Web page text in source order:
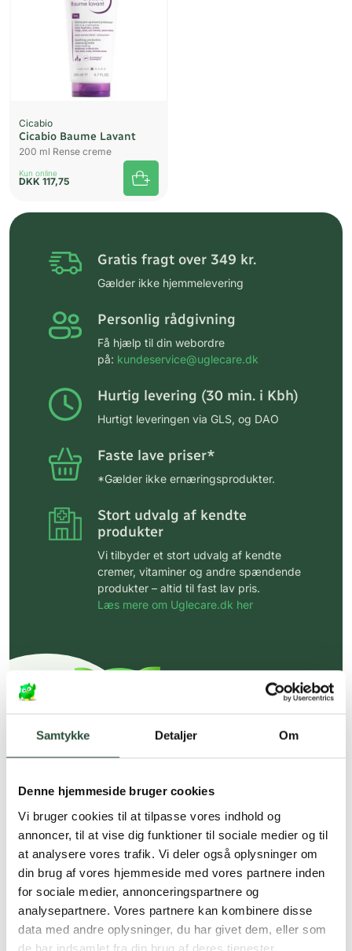
Samtykke Detaljer Om
Denne hjemmeside bruger cookies
Vi bruger cookies til at tilpasse vores indhold og
annoncer, til at vise dig funktioner til sociale medier og til
at analysere vores trafik. Vi deler også oplysninger om
din brug af vores hjemmeside med vores partnere inden
for sociale medier, annonceringspartnere og
analysepartnere. Vores partnere kan kombinere disse
data med andre oplysninger, du har givet dem, eller som
de har indsamlet fra din brug af deres tjenester.
Cicabio
Cicabio Baume Lavant
200 ml Rense creme
Kun online
DKK 117,75
Gratis fragt over 349 kr.
Gælder ikke hjemmelevering
Personlig rådgivning
Få hjælp til din webordre
på: kundeservice@uglecare.dk
Hurtig levering (30 min. i Kbh)
Hurtigt leveringen via GLS, og DAO
Faste lave priser*
*Gælder ikke ernæringsprodukter.
Stort udvalg af kendte
produkter
Vi tilbyder et stort udvalg af kendte
cremer, vitaminer og andre spændende
produkter – altid til fast lav pris.
Læs mere om Uglecare.dk her